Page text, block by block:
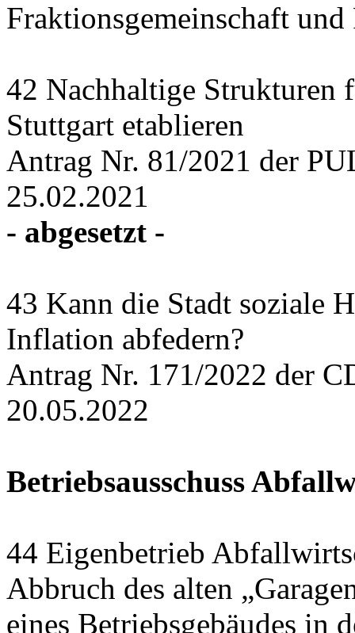
Fraktionsgemeinschaft
42 Nachhaltige Strukturen
Stuttgart etablieren
Antrag Nr. 81/2021 der
25.02.2021
- abgesetzt -
43 Kann die Stadt soziale
Inflation abfedern?
Antrag Nr. 171/2022 der
20.05.2022
Betriebsausschuss
44 Eigenbetrieb
Abbruch des alten
eines Betriebsgebäudes in